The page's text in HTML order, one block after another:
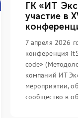
05.03.2024
Непрерывность
как искусство
возможного...
Много лет реализуя
сфере обеспечения
ИТ-услуг и проводя
профильных
ГК «ИТ
участие в
7 апреля 2026
конференция
code»
компаний ИТ
мероприятии,
сообщество в